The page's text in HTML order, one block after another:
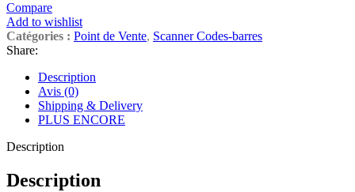
Compare
Add to wishlist
Catégories : Point de Vente, Scanner Codes-barres
Share:
Description
Avis (0)
Shipping & Delivery
PLUS ENCORE
Description
Description